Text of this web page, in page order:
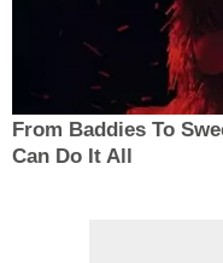
From Baddies To
Can Do It All